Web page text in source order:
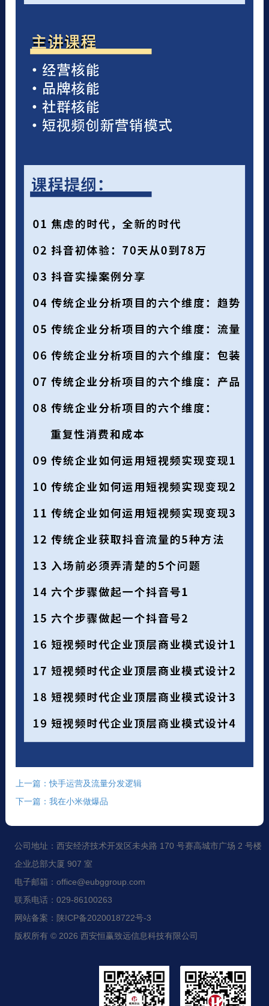
上一篇：快手运营及流量分发逻辑
下一篇：我在小米做爆品
公司地址：西安经济技术开发区未央路 170 号赛高城市广场 2 号楼
企业总部大厦 907 室
电子邮箱：office@eubggroup.com
联系电话：029-86100263
网站备案：陕ICP备2020018722号-3
版权所有 © 2026 西安恒赢致远信息科技有限公司